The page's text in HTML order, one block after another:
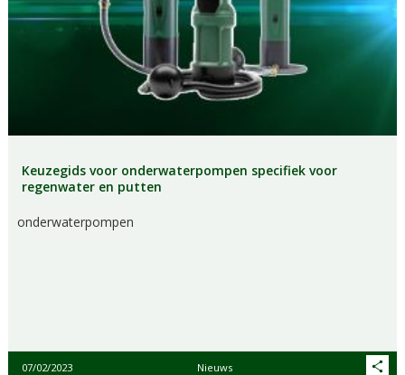
Keuzegids voor onderwaterpompen specifiek voor
regenwater en putten
onderwaterpompen
07/02/2023 Nieuws